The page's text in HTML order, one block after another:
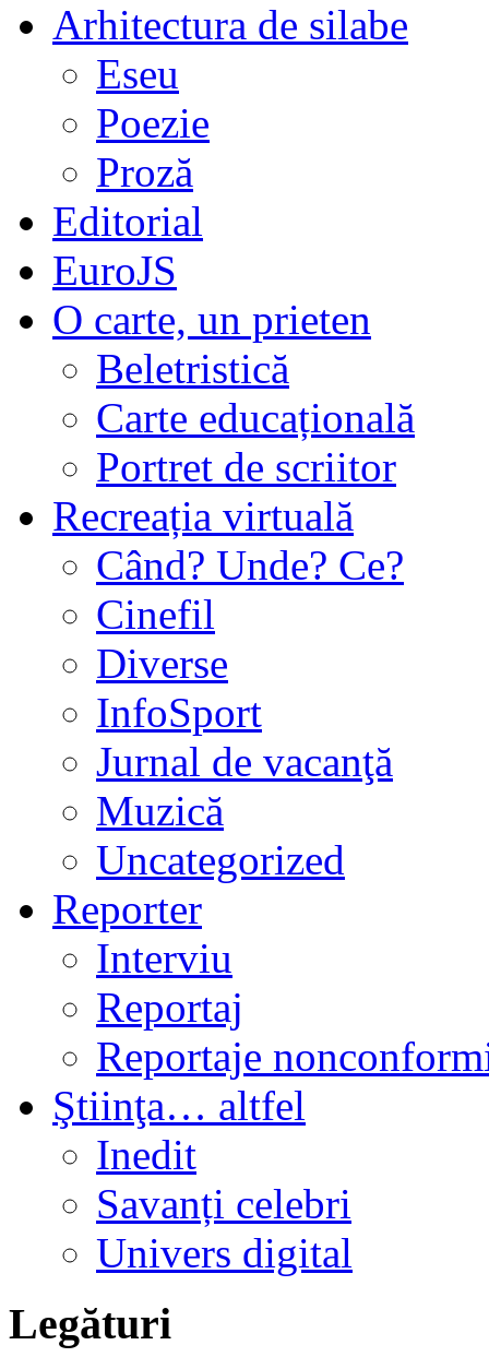
Arhitectura de silabe
Eseu
Poezie
Proză
Editorial
EuroJS
O carte, un prieten
Beletristică
Carte educațională
Portret de scriitor
Recreația virtuală
Când? Unde? Ce?
Cinefil
Diverse
InfoSport
Jurnal de vacanţă
Muzică
Uncategorized
Reporter
Interviu
Reportaj
Reportaje
Ştiinţa… altfel
Inedit
Savanți celebri
Univers digital
Legături